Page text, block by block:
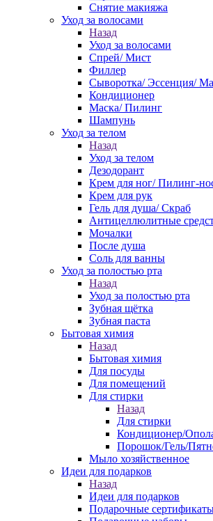
Снятие макияжа
Уход за волосами
Назад
Уход за волосами
Спрей/ Мист
Филлер
Сыворотка/ Эссенция/
Кондиционер
Маска/ Пилинг
Шампунь
Уход за телом
Назад
Уход за телом
Дезодорант
Крем для ног/ Пилинг-
Крем для рук
Гель для душа/ Скраб
Антицеллюлитные
Мочалки
После душа
Соль для ванны
Уход за полостью рта
Назад
Уход за полостью рта
Зубная щётка
Зубная паста
Бытовая химия
Назад
Бытовая химия
Для посуды
Для помещений
Для стирки
Назад
Для стирки
Кондиционер/
Порошок/Гель/
Мыло хозяйственное
Идеи для подарков
Назад
Идеи для подарков
Подарочные